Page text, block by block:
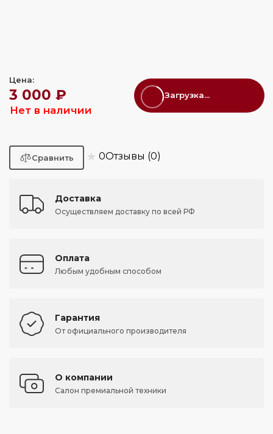
Цена:
3 000 ₽
Нет в наличии
Загрузка...
★ 0Отзывы (0)
Доставка
Осуществляем доставку по всей РФ
Оплата
Любым удобным способом
Гарантия
От официального производителя
О компании
Салон премиальной техники